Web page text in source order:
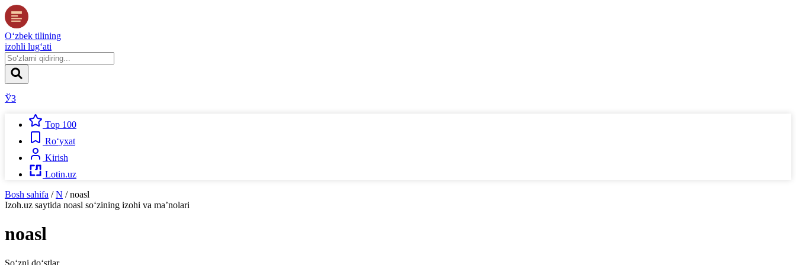
O‘zbek tilining
izohli lug‘ati
ЎЗ
Top 100
Ro‘yxat
Kirish
Lotin.uz
Bosh sahifa / N / noasl
Izoh.uz saytida noasl so‘zining izohi va ma’nolari
noasl
So‘zni do‘stlar